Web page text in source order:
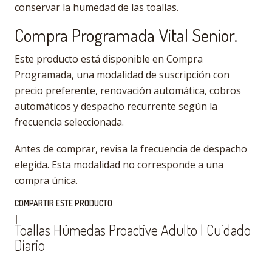
conservar la humedad de las toallas.
Compra Programada Vital Senior.
Este producto está disponible en Compra
Programada, una modalidad de suscripción con
precio preferente, renovación automática, cobros
automáticos y despacho recurrente según la
frecuencia seleccionada.
Antes de comprar, revisa la frecuencia de despacho
elegida. Esta modalidad no corresponde a una
compra única.
COMPARTIR ESTE PRODUCTO
|
Toallas Húmedas Proactive Adulto | Cuidado
Diario